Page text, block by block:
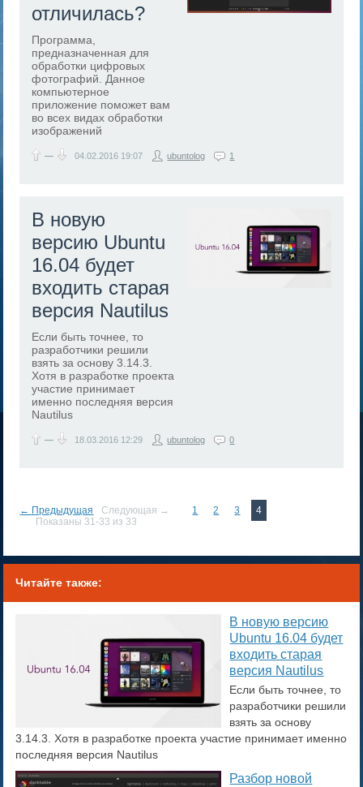
отличилась?
Программа,
предназначенная для
обработки цифровых
фотографий. Данное
компьютерное
приложение поможет вам
во всех видах обработки
изображений
— 04.02.2016 19:07 ubuntolog 1
​В новую
версию Ubuntu
16.04 будет
входить старая
версия Nautilus
Если быть точнее, то
разработчики решили
взять за основу 3.14.3.
Хотя в разработке проекта
участие принимает
именно последняя версия
Nautilus
— 18.03.2016 12:29 ubuntolog 0
← Предыдущая Следующая → 1 2 3
4
Показаны 31-33 из 33
Читайте также:
​В новую версию
Ubuntu 16.04 будет
входить старая
версия Nautilus
Если быть точнее, то
разработчики решили
взять за основу
3.14.3. Хотя в разработке проекта участие принимает именно
последняя версия Nautilus
Разбор новой